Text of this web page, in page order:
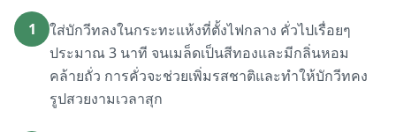
1
ใส่บักวีทลงในกระทะแห้งที่ตั้งไฟกลาง คั่วไปเรื่อยๆ
ประมาณ 3 นาที จนเมล็ดเป็นสีทองและมีกลิ่นหอม
คล้ายถั่ว การคั่วจะช่วยเพิ่มรสชาติและทำให้บักวีทคง
รูปสวยงามเวลาสุก